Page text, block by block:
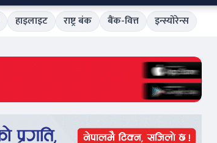
हाइलाइट राष्ट्र बंक बैंक-वित्त इन्स्योरेन्स